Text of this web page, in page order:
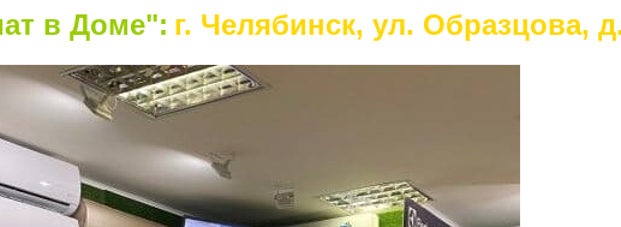
в Доме": г. Челябинск, ул. Образцова,